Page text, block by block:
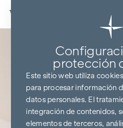
Ir al contenido
protección
Este sitio web utiliza
para procesar información
datos personales. El
integración de contenidos,
elementos de terceros,